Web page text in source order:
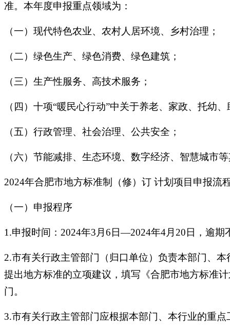
准。本年度申报重点领域为：
（一）现代特色农业、农村人居环境、乡村治理；
（二）绿色生产、绿色消费、绿色建筑；
（三）生产性服务、高技术服务；
（四）十项“暖民心行动”中关于养老、家政、托幼
（五）行政管理、社会治理、公共安全；
（六）节能减排、生态环境、数字经济、智慧城市
2024年合肥市地方标准制（修）订 计划项目申报流
（一）申报程序
1.申报时间：2024年3月6日—2024年4月20日，逾期
2.市有关行政主管部门（归口单位）负责本部门、
提出地方标准的立项建议，填写《合肥市地方标准
门。
3.市有关行政主管部门应根据本部门、本行业的重